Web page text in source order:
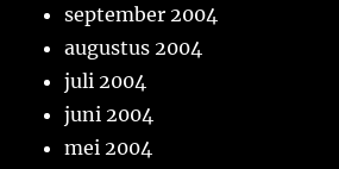
september 2004
augustus 2004
juli 2004
juni 2004
mei 2004